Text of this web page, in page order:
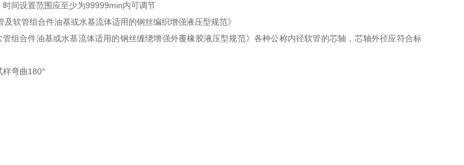
间设置范围应至少为99999min内可调节
软管组合件油基或水基流体适用的钢丝编织增强液压型规范》
组合件油基或水基流体适用的钢丝缠绕增强外覆橡胶液压型规范》各种公称内径软管的芯轴，芯轴外径应符合标
弯曲180°